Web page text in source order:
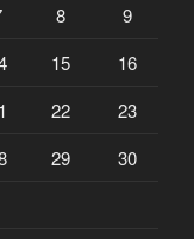
8
9
15
16
22
23
29
30